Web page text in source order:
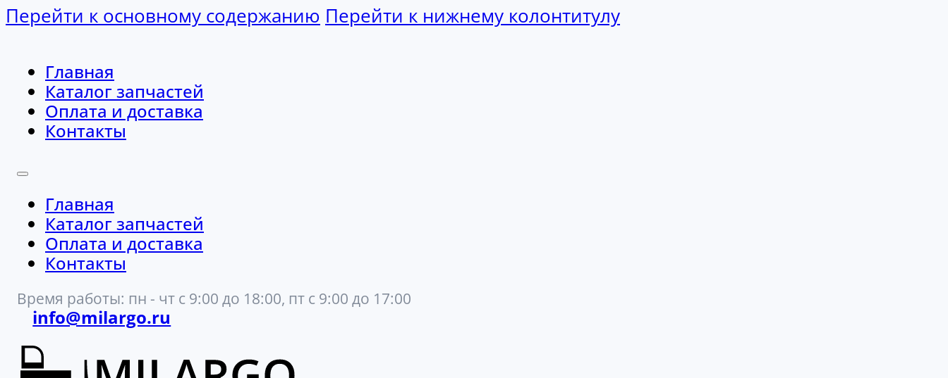
Перейти к основному содержанию Перейти к нижнему колонтитулу
Главная
Каталог запчастей
Оплата и доставка
Контакты
Главная
Каталог запчастей
Оплата и доставка
Контакты
Время работы: пн - чт с 9:00 до 18:00, пт с 9:00 до 17:00
info@milargo.ru